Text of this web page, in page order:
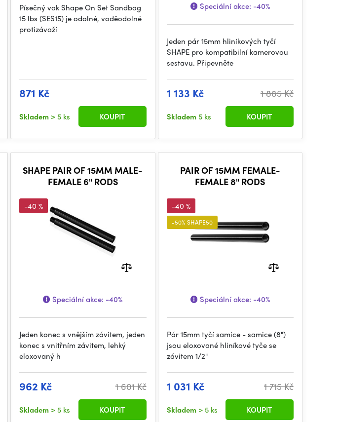
Písečný vak Shape On Set Sandbag
15 lbs (SES15) je odolné, voděodolné
protizávaží
871 Kč
Skladem > 5 ks KOUPIT
Speciální akce: -40%
Jeden pár 15mm hliníkových tyčí
SHAPE pro kompatibilní kamerovou
sestavu. Připevněte
1 133 Kč 1 885 Kč
Skladem 5 ks KOUPIT
SHAPE PAIR OF 15MM MALE-
FEMALE 6" RODS
-40 %
Speciální akce: -40%
Jeden konec s vnějším závitem, jeden
konec s vnitřním závitem, lehký
eloxovaný h
962 Kč 1 601 Kč
Skladem > 5 ks KOUPIT
PAIR OF 15MM FEMALE-
FEMALE 8" RODS
-40 %
-50% SHAPE50
Speciální akce: -40%
Pár 15mm tyčí samice - samice (8")
jsou eloxované hliníkové tyče se
závitem 1/2"
1 031 Kč 1 715 Kč
Skladem > 5 ks KOUPIT